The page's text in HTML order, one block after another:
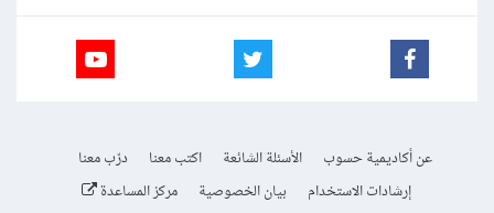
عن أكاديمية حسوب الأسئلة الشائعة اكتب معنا
درّب معنا
إرشادات الاستخدام
بيان الخصوصية مركز المساعدة